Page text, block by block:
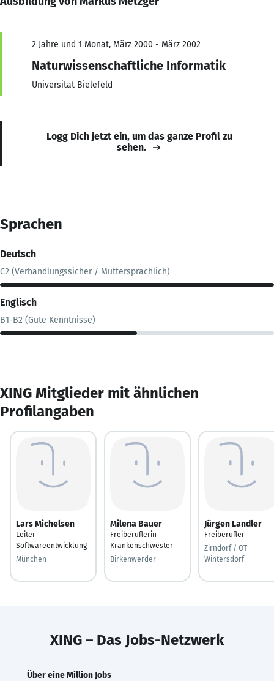
2 Jahre und 1 Monat, März 2000 - März 2002
Naturwissenschaftliche Informatik
Universität Bielefeld
Logg Dich jetzt ein, um das ganze Profil zu
sehen.
Sprachen
Deutsch
C2 (Verhandlungssicher / Muttersprachlich)
Englisch
B1-B2 (Gute Kenntnisse)
XING Mitglieder mit ähnlichen
Profilangaben
Lars Michelsen
Leiter
Softwareentwicklung
München
Milena Bauer
Freiberuflerin
Krankenschwester
Birkenwerder
Jürgen Landler
Freiberufler
Zirndorf / OT
Wintersdorf
XING – Das Jobs-Netzwerk
Über eine Million Jobs